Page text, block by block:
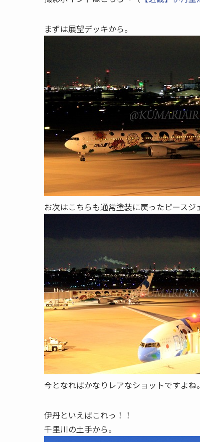
まずは展望デッキから。
お次はこちらも通常塗装に戻ったピースジ
今となればかなりレアなショットですよね。
伊丹といえばこれっ！！
千里川の土手から。